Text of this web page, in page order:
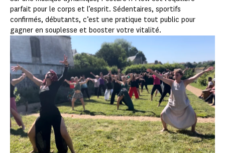
parfait pour le corps et l’esprit. Sédentaires, sportifs
confirmés, débutants, c’est une pratique tout public pour
gagner en souplesse et booster votre vitalité.